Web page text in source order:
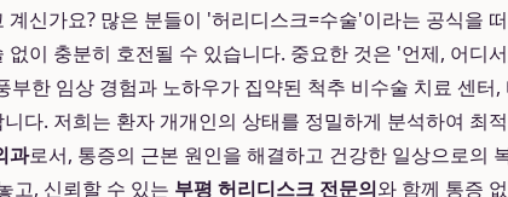
신가요? 많은 분들이 '허리디스크=수술'이라는 공식을
이 충분히 호전될 수 있습니다. 중요한 것은 '언제, 어디
한 임상 경험과 노하우가 집약된 척추 비수술 치료 센터,
다. 저희는 환자 개개인의 상태를 정밀하게 분석하여 최
과로서, 통증의 근본 원인을 해결하고 건강한 일상으로의
고, 신뢰할 수 있는 부평 허리디스크 전문의와 함께 통증